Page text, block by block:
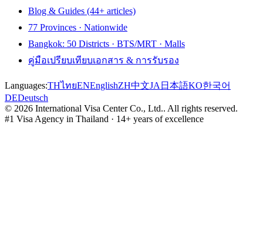
Blog & Guides (44+ articles)
77 Provinces · Nationwide
Bangkok: 50 Districts · BTS/MRT · Malls
คู่มือเปรียบเทียบเอกสาร & การรับรอง
Languages:THไทยENEnglishZH中文JA 日本語KO한국어
DEDeutsch
© 2026 International Visa Center Co., Ltd.. All rights reserved.
#1 Visa Agency in Thailand · 14+ years of excellence